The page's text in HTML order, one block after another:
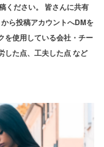
ください。 皆さんに共有
ら投稿アカウントへDMを
を使用している会社・チー
した点、工夫した点 など